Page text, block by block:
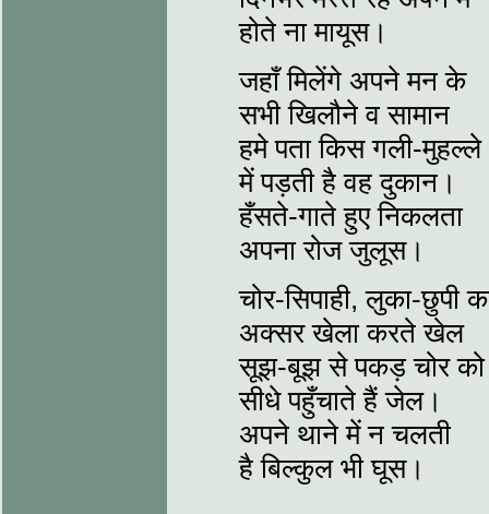
होते ना मायूस।
जहाँ मिलेंगे अपने मन के
सभी खिलौने व सामान
हमे पता किस गली-मुहल्ले
में पड़ती है वह दुकान।
हँसते-गाते हुए निकलता
अपना रोज जुलूस।
चोर-सिपाही, लुका-छुपी
अक्सर खेला करते खेल
सूझ-बूझ से पकड़ चोर को
सीधे पहुँचाते हैं जेल।
अपने थाने में न चलती
है बिल्कुल भी घूस।